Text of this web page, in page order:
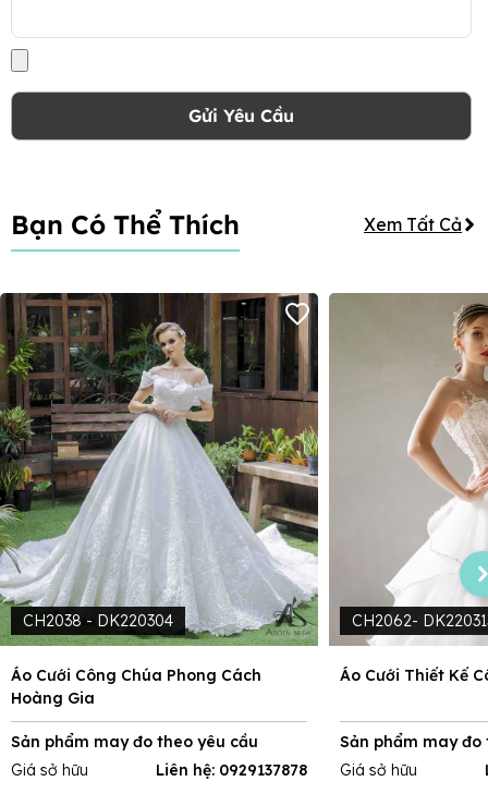
Gửi Yêu Cầu
Bạn Có Thể Thích Xem Tất Cả
CH2038 - DK220304
Áo Cưới Công Chúa Phong Cách
Hoàng Gia
Sản phẩm may đo theo yêu cầu
Giá sở hữu
Liên hệ: 0929137878
CH2062-
Áo Cưới Thiết Kế
Sản phẩm may đo
Giá sở hữu